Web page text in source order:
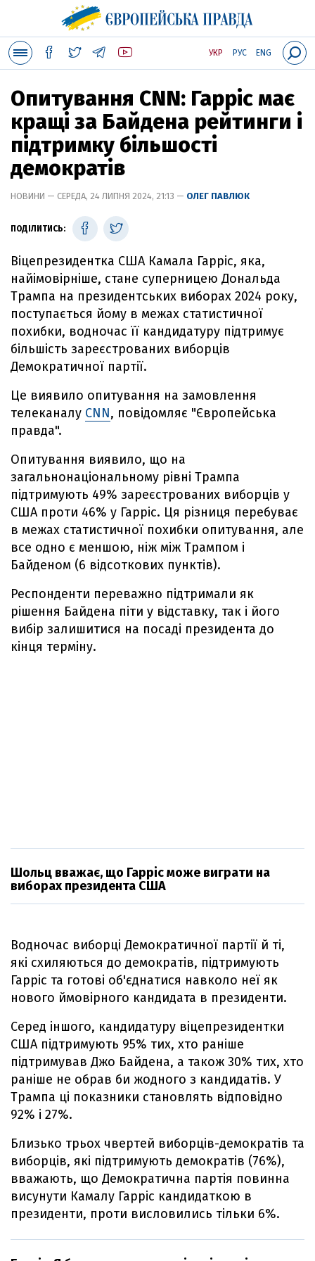
УКР РУС ENG
Опитування CNN: Гарріс має
кращі за Байдена рейтинги і
підтримку більшості
демократів
НОВИНИ — СЕРЕДА, 24 ЛИПНЯ 2024, 21:13 — ОЛЕГ ПАВЛЮК
ПОДІЛИТИСЬ:
Віцепрезидентка США Камала Гарріс, яка,
найімовірніше, стане суперницею Дональда
Трампа на президентських виборах 2024 року,
поступається йому в межах статистичної
похибки, водночас її кандидатуру підтримує
більшість зареєстрованих виборців
Демократичної партії.
Це виявило опитування на замовлення
телеканалу CNN, повідомляє "Європейська
правда".
Опитування виявило, що на
загальнонаціональному рівні Трампа
підтримують 49% зареєстрованих виборців у
США проти 46% у Гарріс. Ця різниця перебуває
в межах статистичної похибки опитування, але
все одно є меншою, ніж між Трампом і
Байденом (6 відсоткових пунктів).
Респонденти переважно підтримали як
рішення Байдена піти у відставку, так і його
вибір залишитися на посаді президента до
кінця терміну.
Шольц вважає, що Гарріс може виграти на
виборах президента США
Водночас виборці Демократичної партії й ті,
які схиляються до демократів, підтримують
Гарріс та готові об'єднатися навколо неї як
нового ймовірного кандидата в президенти.
Серед іншого, кандидатуру віцепрезидентки
США підтримують 95% тих, хто раніше
підтримував Джо Байдена, а також 30% тих, хто
раніше не обрав би жодного з кандидатів. У
Трампа ці показники становлять відповідно
92% і 27%.
Близько трьох чвертей виборців-демократів та
виборців, які підтримують демократів (76%),
вважають, що Демократична партія повинна
висунути Камалу Гарріс кандидаткою в
президенти, проти висловились тільки 6%.